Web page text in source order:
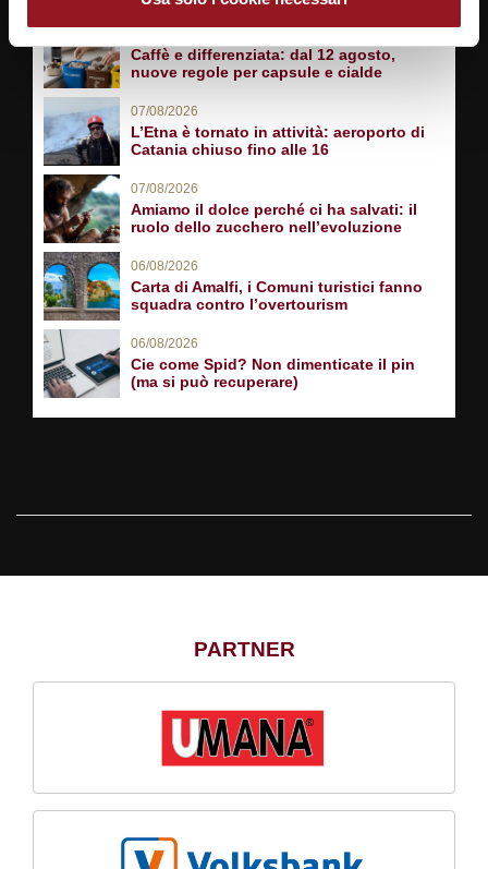
Caffè e differenziata: dal 12 agosto,
nuove regole per capsule e cialde
07/08/2026
L’Etna è tornato in attività: aeroporto di
Catania chiuso fino alle 16
07/08/2026
Amiamo il dolce perché ci ha salvati: il
ruolo dello zucchero nell’evoluzione
06/08/2026
Carta di Amalfi, i Comuni turistici fanno
squadra contro l’overtourism
06/08/2026
Cie come Spid? Non dimenticate il pin
(ma si può recuperare)
PARTNER